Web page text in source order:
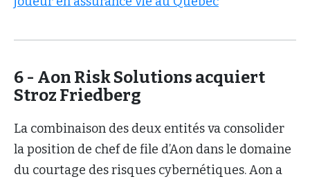
6 - Aon Risk Solutions acquiert
Stroz Friedberg
La combinaison des deux entités va consolider
la position de chef de file d’Aon dans le domaine
du courtage des risques cybernétiques. Aon a